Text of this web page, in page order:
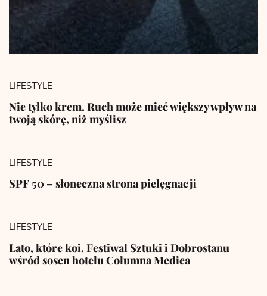
LIFESTYLE
Nie tylko krem. Ruch może mieć większy wpływ na
twoją skórę, niż myślisz
LIFESTYLE
SPF 50 – słoneczna strona pielęgnacji
LIFESTYLE
Lato, które koi. Festiwal Sztuki i Dobrostanu
wśród sosen hotelu Columna Medica